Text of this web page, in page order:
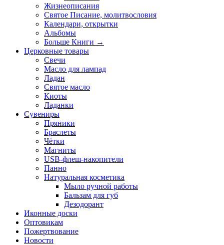
Жизнеописания
Святое Писание, молитвословия
Календари, открытки
Альбомы
Больше Книги →
Церковные товары
Свечи
Масло для лампад
Ладан
Святое масло
Киоты
Ладанки
Сувениры
Пряники
Браслеты
Чётки
Магниты
USB-флеш-накопители
Панно
Натуральная косметика
Мыло ручной работы
Бальзам для губ
Дезодорант
Иконные доски
Оптовикам
Пожертвование
Новости